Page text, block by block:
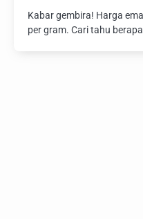
Kabar gembira! Harga
per gram. Cari tahu